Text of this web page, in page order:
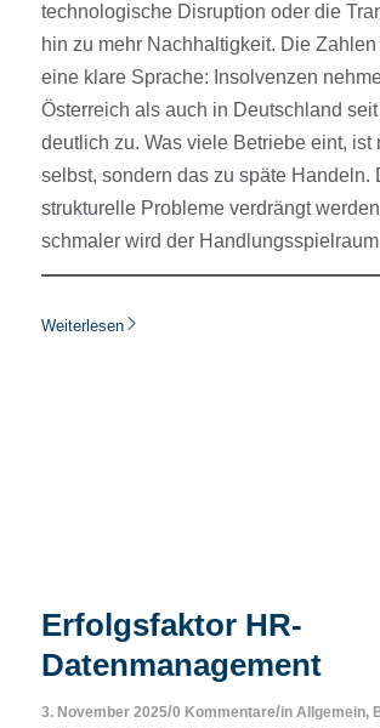
technologische Disruption oder die
hin zu mehr Nachhaltigkeit. Die
eine klare Sprache: Insolvenzen
Österreich als auch in Deutschland
deutlich zu. Was viele Betriebe eint, ist
selbst, sondern das zu späte Handeln.
strukturelle Probleme verdrängt
schmaler wird der
Weiterlesen
Erfolgsfaktor HR-
Datenmanagement
3. November 2025/0 Kommentare/in Allgemein,